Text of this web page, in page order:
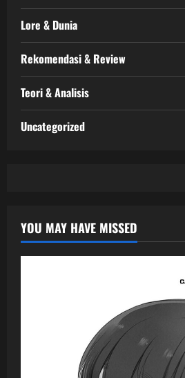
Lore & Dunia
Rekomendasi & Review
Teori & Analisis
Uncategorized
YOU MAY HAVE MISSED